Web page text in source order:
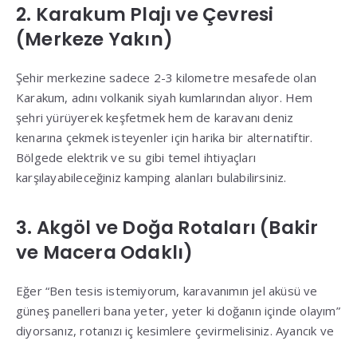
2. Karakum Plajı ve Çevresi
(Merkeze Yakın)
Şehir merkezine sadece 2-3 kilometre mesafede olan
Karakum, adını volkanik siyah kumlarından alıyor. Hem
şehri yürüyerek keşfetmek hem de karavanı deniz
kenarına çekmek isteyenler için harika bir alternatiftir.
Bölgede elektrik ve su gibi temel ihtiyaçları
karşılayabileceğiniz kamping alanları bulabilirsiniz.
3. Akgöl ve Doğa Rotaları (Bakir
ve Macera Odaklı)
Eğer “Ben tesis istemiyorum, karavanımın jel aküsü ve
güneş panelleri bana yeter, yeter ki doğanın içinde olayım”
diyorsanız, rotanızı iç kesimlere çevirmelisiniz. Ayancık ve